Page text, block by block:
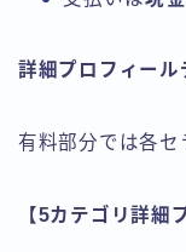
詳細プロフィール
有料部分では各セ
【5カテゴリ詳細